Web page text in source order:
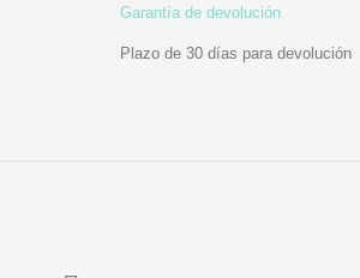
Garantía de devolución
Plazo de 30 días para devolución